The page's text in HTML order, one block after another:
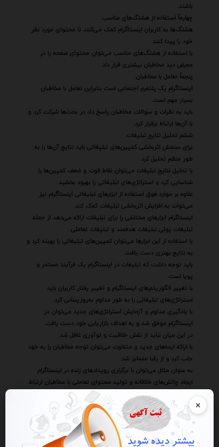
×
باشند.
چهارماً استفاده از هشتگ‌های مناسب.
هشتگ‌ها به کاربران اینستاگرام کمک می‌کنند تا محتوای مورد نظر
خود را پیدا کنند.
با استفاده از هشتگ‌های مناسب می‌توان محتوای صفحه را در
معرض دید مخاطبان بیشتری قرار داد.
پنجماً تعامل با مخاطبان.
اینستاگرام یک پلتفرم اجتماعی است بنابراین تعامل با مخاطبان
بسیار مهم است.
باید به نظرات و سوالات مخاطبان پاسخ داد در بحث‌ها شرکت کرد و
با آن‌ها ارتباط برقرار کرد.
ششم تحلیل نتایج تبلیغات.
برای سنجش اثربخشی کمپین‌های تبلیغاتی باید نتایج آن‌ها را به
طور منظم تحلیل کرد.
با تحلیل نتایج تبلیغات می‌توان نقاط قوت و ضعف کمپین‌ها را
شناسایی کرد و استراتژی‌های تبلیغاتی را بهبود بخشید.
علاوه بر موارد فوق استفاده از ابزارهای تبلیغاتی اینستاگرام نیز
می‌تواند به افزایش اثربخشی تبلیغات کمک کند.
اینستاگرام ابزارهای مختلفی را برای تبلیغات ارائه می‌دهد از جمله
تبلیغات پولی تبلیغات هدفمند و تبلیغات تعاملی.
با استفاده از این ابزارها می‌توان کمپین‌های تبلیغاتی را بهینه کرد و
به نتایج بهتری دست یافت.
باید توجه داشت که تبلیغات در اینستاگرام یک فرآیند مستمر و
پویا است.
با تغییر الگوریتم‌های اینستاگرام و تغییر رفتار کاربران باید
استراتژی‌های تبلیغاتی را به طور مداوم به‌روزرسانی کرد.
با یادگیری مداوم و آزمایش استراتژی‌های جدید می‌توان در
اینستاگرام موفق شد و به اهداف بازاریابی خود دست یافت.
در این میان نباید از نقش خلاقیت و نوآوری غافل شد.
با ارائه ایده‌های جدید و متفاوت می‌توان توجه مخاطبان را به خود
جلب کرد و از رقبا متمایز شد.
به عنوان مثال می‌توان با برگزاری رویدادهای زنده در اینستاگرام
ایجاد چالش‌های خلاقانه و تولید محتوای تعاملی با مخاطبان ارتباط
برقرار کرد و آن‌ها را به مشارکت ترغیب کرد.
همچنین توجه به جنبه‌های زیبایی‌شناختی صفحه اینستاگرام نیز
حائز اهمیت است.
یک صفحه اینستاگرامی زیبا و منظم می‌تواند تاثیر مثبتی بر روی
مخاطبان بگذارد و آن‌ها را به دنبال کردن صفحه ترغیب کند.